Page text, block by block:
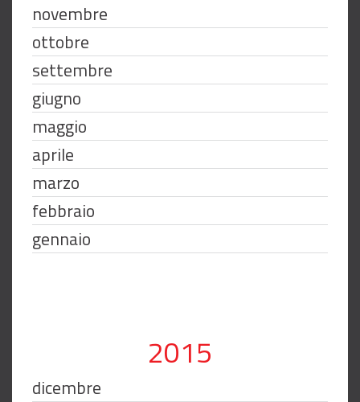
novembre
ottobre
settembre
giugno
maggio
aprile
marzo
febbraio
gennaio
2015
dicembre